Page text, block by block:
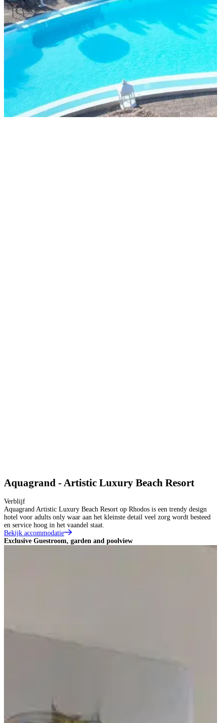
Aquagrand - Artistic Luxury Beach Resort
Verblijf
Aquagrand Artistic Luxury Beach Resort op Rhodos is een trendy design
hotel voor adults only waar aan het kleinste detail veel zorg wordt besteed
en service hoog in het vaandel staat.
Bekijk accommodatie
Exclusive Guestroom, garden and poolview